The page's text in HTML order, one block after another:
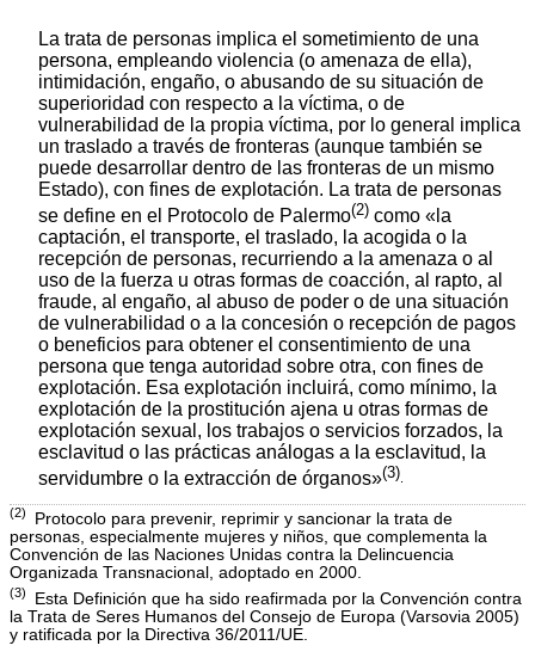
La trata de personas implica el sometimiento de una
persona, empleando violencia (o amenaza de ella),
intimidación, engaño, o abusando de su situación de
superioridad con respecto a la víctima, o de
vulnerabilidad de la propia víctima, por lo general implica
un traslado a través de fronteras (aunque también se
puede desarrollar dentro de las fronteras de un mismo
Estado), con fines de explotación. La trata de personas
se define en el Protocolo de Palermo(2) como «la
captación, el transporte, el traslado, la acogida o la
recepción de personas, recurriendo a la amenaza o al
uso de la fuerza u otras formas de coacción, al rapto, al
fraude, al engaño, al abuso de poder o de una situación
de vulnerabilidad o a la concesión o recepción de pagos
o beneficios para obtener el consentimiento de una
persona que tenga autoridad sobre otra, con fines de
explotación. Esa explotación incluirá, como mínimo, la
explotación de la prostitución ajena u otras formas de
explotación sexual, los trabajos o servicios forzados, la
esclavitud o las prácticas análogas a la esclavitud, la
servidumbre o la extracción de órganos»(3)
(2)
Protocolo para prevenir, reprimir y sancionar la trata de
personas, especialmente mujeres y niños, que complementa la
Convención de las Naciones Unidas contra la Delincuencia
Organizada Transnacional, adoptado en 2000.
(3)
Esta Definición que ha sido reafirmada por la Convención contra
la Trata de Seres Humanos del Consejo de Europa (Varsovia 2005)
y ratificada por la Directiva 36/2011/UE.